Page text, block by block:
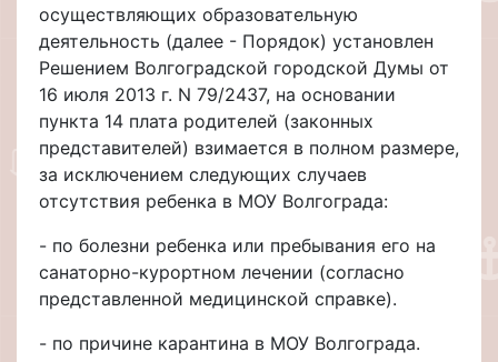
осуществляющих образовательную
деятельность (далее - Порядок) установлен
Решением Волгоградской городской Думы от
16 июля 2013 г. N 79/2437, на основании
пункта 14 плата родителей (законных
представителей) взимается в полном размере,
за исключением следующих случаев
отсутствия ребенка в МОУ Волгограда:
- по болезни ребенка или пребывания его на
санаторно-курортном лечении (согласно
представленной медицинской справке).
- по причине карантина в МОУ Волгограда.